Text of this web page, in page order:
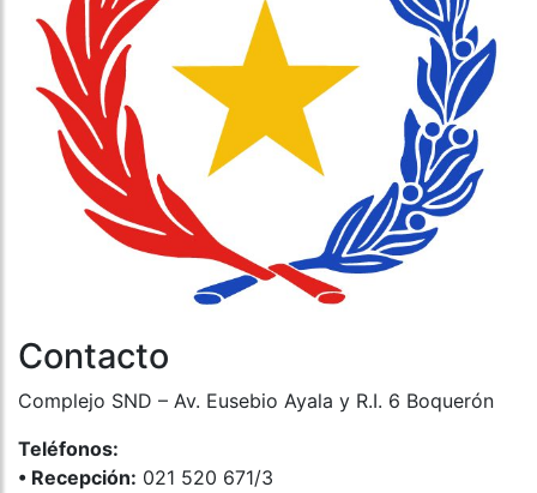
Contacto
Complejo SND – Av. Eusebio Ayala y R.I. 6 Boquerón
Teléfonos:
•⁠ ⁠Recepción: 021 520 671/3